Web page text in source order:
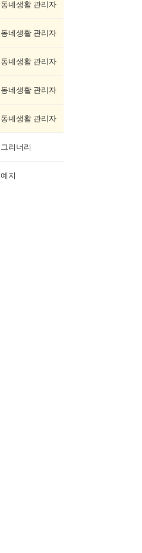
동네생활 관리자
동네생활 관리자
동네생활 관리자
동네생활 관리자
동네생활 관리자
그리너리
예지